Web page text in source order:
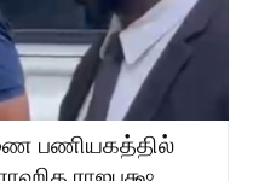
பணியகத்தில்